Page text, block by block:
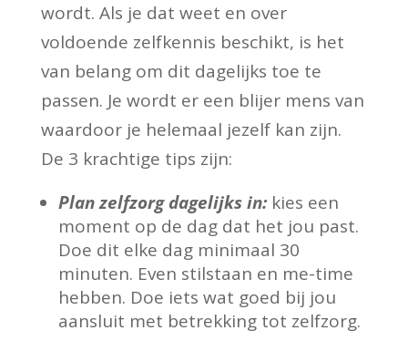
wordt. Als je dat weet en over
voldoende zelfkennis beschikt, is het
van belang om dit dagelijks toe te
passen. Je wordt er een blijer mens van
waardoor je helemaal jezelf kan zijn.
De 3 krachtige tips zijn:
Plan zelfzorg dagelijks in: kies een
moment op de dag dat het jou past.
Doe dit elke dag minimaal 30
minuten. Even stilstaan en me-time
hebben. Doe iets wat goed bij jou
aansluit met betrekking tot zelfzorg.